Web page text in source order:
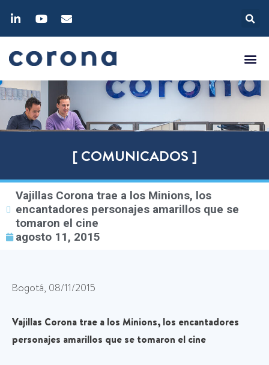
[ COMUNICADOS ]
Vajillas Corona trae a los Minions, los
encantadores personajes amarillos que se
tomaron el cine
agosto 11, 2015
Bogotá, 08/11/2015
Vajillas Corona trae a los Minions, los encantadores
personajes amarillos que se tomaron el cine